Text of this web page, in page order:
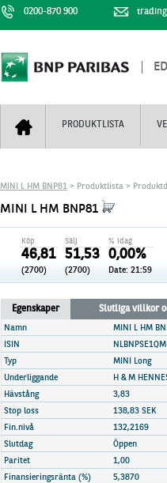
0200-870 900
PRODUKTLISTA
Mini Futures
Unlimited Turbos
Nya produkter
Stoppade & förfallna produkter
Utsålda produkter
Nyhestbrev+
Realtidskurser
Knock-plocken
Kunskapscentra+
Hur handlar jag
Marknadsöversikt
Finansiell information
MINI L HM BNP81 > Produktlista >
MINI L HM BNP81
Köp
46,81
(2700)
Sälj
51,53
(2700)
% idag
0,00%
Date: 21:59
Egenskaper Slutliga villkor
Namn
MINI L HM
ISIN
Typ
MINI Long
Underliggande
H & M
Hävstång
3,83
Stop loss
138,83 SEK
Fin.nivå
132,2169
Slutdag
Öppen
Paritet
1,00
Finansieringsränta (%)
5,3870